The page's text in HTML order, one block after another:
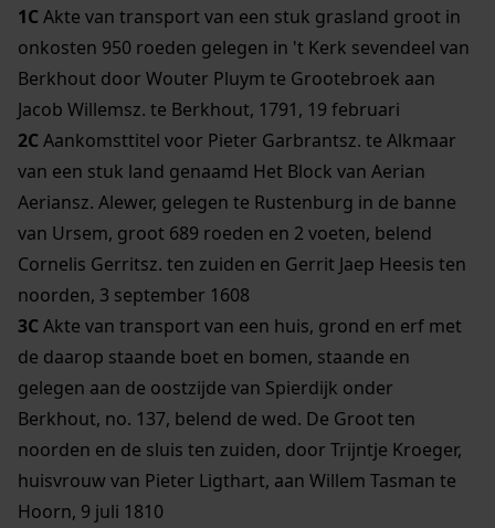
1C Akte van transport van een stuk grasland groot in
onkosten 950 roeden gelegen in 't Kerk sevendeel van
Berkhout door Wouter Pluym te Grootebroek aan
Jacob Willemsz. te Berkhout, 1791, 19 februari
2C Aankomsttitel voor Pieter Garbrantsz. te Alkmaar
van een stuk land genaamd Het Block van Aerian
Aeriansz. Alewer, gelegen te Rustenburg in de banne
van Ursem, groot 689 roeden en 2 voeten, belend
Cornelis Gerritsz. ten zuiden en Gerrit Jaep Heesis ten
noorden, 3 september 1608
3C Akte van transport van een huis, grond en erf met
de daarop staande boet en bomen, staande en
gelegen aan de oostzijde van Spierdijk onder
Berkhout, no. 137, belend de wed. De Groot ten
noorden en de sluis ten zuiden, door Trijntje Kroeger,
huisvrouw van Pieter Ligthart, aan Willem Tasman te
Hoorn, 9 juli 1810